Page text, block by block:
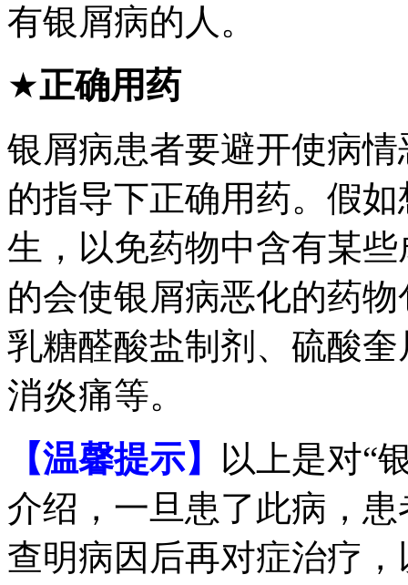
有银屑病的人。
★正确用药
银屑病患者要避开使病
的指导下正确用药。假
生，以免药物中含有某
的会使银屑病恶化的药
乳糖醛酸盐制剂、硫酸
消炎痛等。
【温馨提示】 以上是对“
介绍，一旦患了此病，
查明病因后再对症治疗